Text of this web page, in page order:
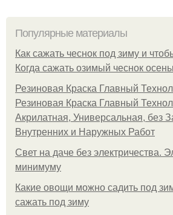
Популярные материалы
Как сажать чеснок под зиму и
Когда сажать озимый чеснок
Резиновая Краска Главный
Резиновая Краска Главный
Акрилатная, Универсальная, без
Внутренних и Наружных Работ
Свет на даче без электричества.
минимуму
Какие овощи можно садить под
сажать под зиму